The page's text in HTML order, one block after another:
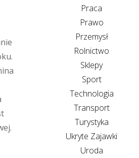
Praca
Prawo
Przemysł
Rolnictwo
Sklepy
Sport
Technologia
Transport
Turystyka
Ukryte Zajawki
Uroda